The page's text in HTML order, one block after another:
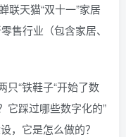
联天猫“双十一”家居
售行业（包含家居、
只“铁鞋子“开始了数
它踩过哪些数字化的”
，它是怎么做的？